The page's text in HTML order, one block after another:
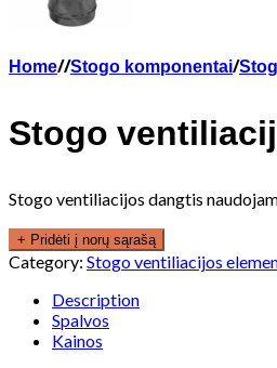
Home//Stogo komponentai/
Stogo
Stogo ventiliacijos dangtis
+ Pridėti į norų sąrašą
Category: Stogo ventiliacijos
Description
Spalvos
Kainos